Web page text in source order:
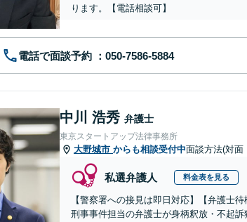
ります。【電話相談可】
電話で面談予約
中川 浩秀 弁護士
東京スタートアップ法律事務所
大野城市 からも相談受付中面談方法(対面
私選弁護人 料金表を見る
【警察署への接見は即日対応】【弁護士
刑事事件担当の弁護士が身柄釈放・不起